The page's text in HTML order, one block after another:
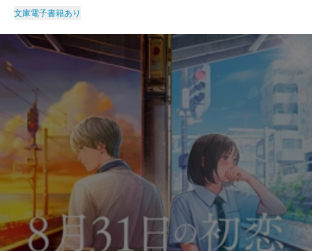
文庫電子書籍あり